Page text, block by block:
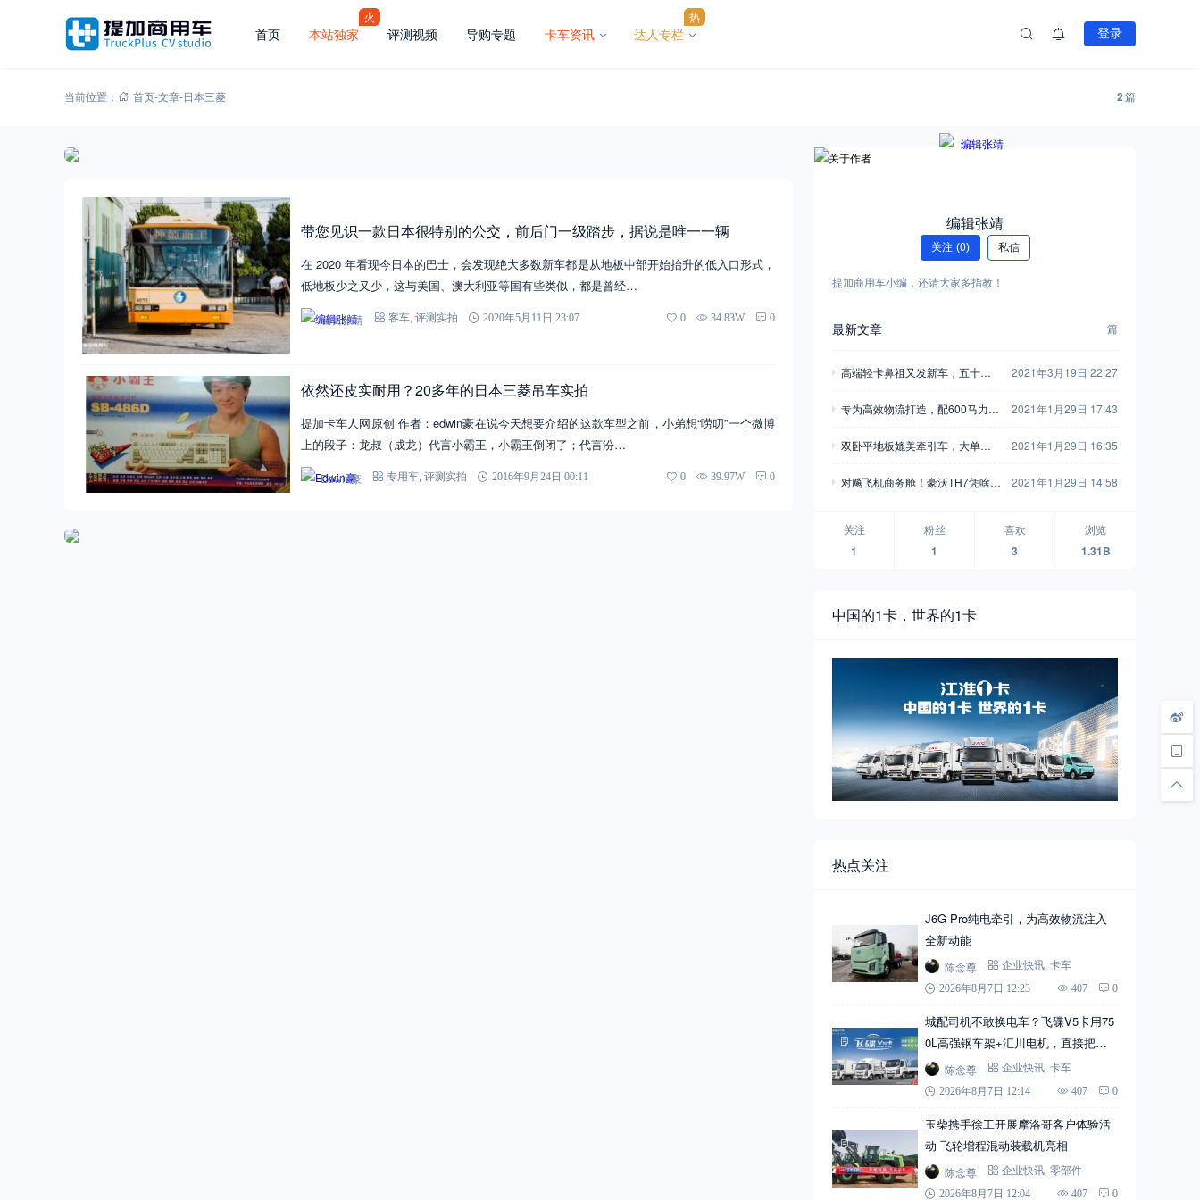
首页 本站独家
火
评测视频 导购专题 卡车资讯 达人专栏
热
登录
当前位置： 首页-文章-日本三菱 2篇
带您见识一款日本很特别的公交，前后门一级踏步，据说是唯一一辆
在 2020 年看现今日本的巴士，会发现绝大多数新车都是从地板中部开始抬升的低入口形式，
低地板少之又少，这与美国、澳大利亚等国有些类似，都是曾经…
编辑张靖 客车, 评测实拍 2020年5月11日 23:07 0 34.83W 0
依然还皮实耐用？20多年的日本三菱吊车实拍
提加卡车人网原创 作者：edwin豪在说今天想要介绍的这款车型之前，小弟想“唠叨”一个微博
上的段子：龙叔（成龙）代言小霸王，小霸王倒闭了；代言汾…
Edwin豪 专用车, 评测实拍 2016年9月24日 00:11 0 39.97W 0
编辑张靖
关注 (0) 私信
提加商用车小编，还请大家多指教！
最新文章 篇
高端轻卡鼻祖又发新车，五十铃
别错过
2021年3月19日 22:27
专为高效物流打造，配600马力玉
版牵引车
2021年1月29日 17:43
双卧平地板媲美牵引车，大单桥7
2021年1月29日 16:35
对飚飞机商务舱！豪沃TH7凭啥开
2021年1月29日 14:58
关注
1
粉丝
1
喜欢
3
浏览
1.31B
中国的1卡，世界的1卡
热点关注
J6G Pro纯电牵引，为高效物流注入
全新动能
陈念尊 企业快讯 卡车
2026年8月7日 12:23
407 0
城配司机不敢换电车？飞碟V5卡用75
0L高强钢车架+汇川电机，直接把信
心拉满陈念尊 企业快讯 卡车
2026年8月7日 12:14
407 0
玉柴携手徐工开展摩洛哥客户体验活
动 飞轮增程混动装载机亮相
陈念尊 企业快讯 零部件
2026年8月7日 12:04
407 0